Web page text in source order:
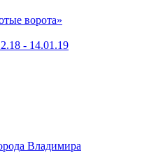
ворота»
- 14.01.19
Владимира